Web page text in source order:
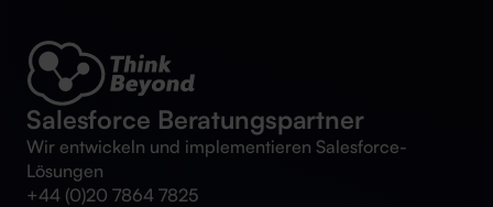
Salesforce Beratungspartner
Wir entwickeln und implementieren Salesforce-
Lösungen
+44 (0)20 7864 7825